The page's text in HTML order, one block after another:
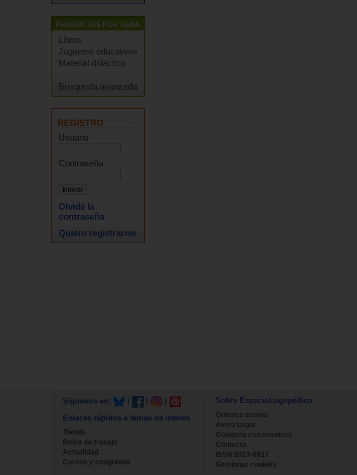
Libros
Juguetes educativos
Material didáctico
Busqueda avanzada
REGISTRO
Usuario
Contraseña
Olvidé la
contraseña
Quiero registrarme
Síguenos en:
Enlaces rápidos a temas de interés
Tienda
Bolsa de trabajo
Actualidad
Cursos y congresos
Sobre EspacioLogopédico
Quienes somos
Aviso Legal
Colabora con nosotros
Contacta
ISSN 2013-0627
Gestionar cookies